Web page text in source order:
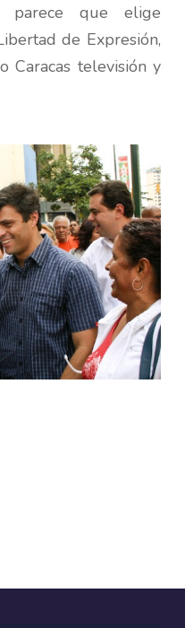
parece que elige
de Expresión,
Caracas televisión y